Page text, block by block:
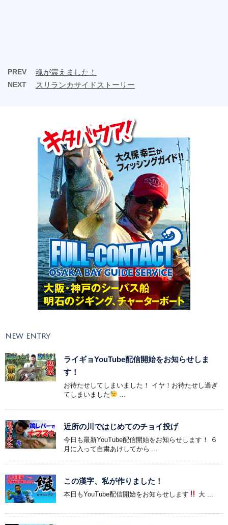
PREV 魂が震えました！
NEXT スリランカサイドストーリー
NEW ENTRY
ライギョYouTube配信開始をお知らせしま
す！
お待たせしてしまいました！ イヤ！お待たせし過ぎ
てしまいました
近所の川ではじめてのチョイ投げ
今日も最新YouTube配信開始をお知らせします！ ６
月に入って自粛あけしてから ...
この漢字、私が作りました！
本日もYouTube配信開始をお知らせします 大 ...